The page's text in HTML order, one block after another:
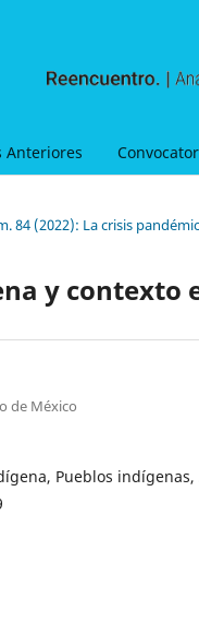
Anteriores
84 (2022): La crisis
y contexto
de México
Pueblos